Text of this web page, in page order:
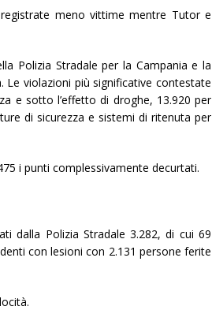
meno vittime mentre Tutor e
Polizia Stradale per la Campania e la
Le violazioni più significative contestate
e sotto l’effetto di droghe, 13.920 per
di sicurezza e sistemi di ritenuta per
i punti complessivamente decurtati.
dalla Polizia Stradale 3.282, di cui 69
con lesioni con 2.131 persone ferite